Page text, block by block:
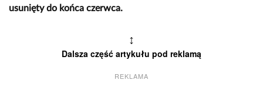
usunięty do końca czerwca.
↕
Dalsza część artykułu pod reklamą
REKLAMA